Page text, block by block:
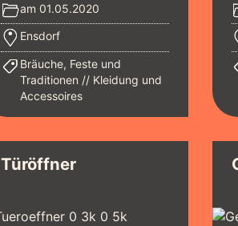
am 01.05.2020
Ensdorf
Bräuche, Feste und
Traditionen
Kleidung und
Accessoires
Türöffner